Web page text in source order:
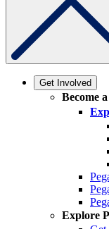
Get Involved
Become
Explore